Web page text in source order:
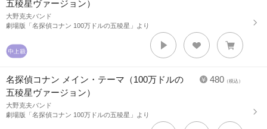
五稜星ヴァージョン）
大野克夫バンド
劇場版「名探偵コナン 100万ドルの五稜星」より
480 （税込）
名探偵コナン メイン・テーマ（100万ドルの
五稜星ヴァージョン）
大野克夫バンド
劇場版「名探偵コナン 100万ドルの五稜星」より